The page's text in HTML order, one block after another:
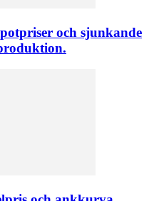
och sjunkande